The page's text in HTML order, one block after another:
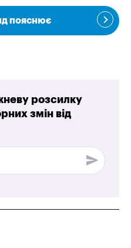
пояснює
розсилку
змін від